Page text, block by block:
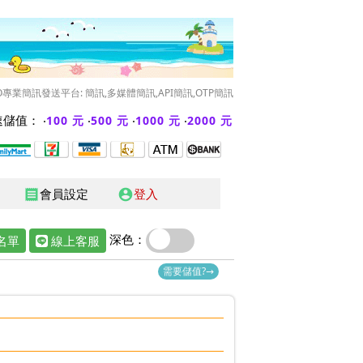
業簡訊發送平台: 簡訊,多媒體簡訊,API簡訊,OTP簡訊
值： ‧100 元 ‧500 元 ‧1000 元 ‧2000 元
receipt 會員設定 account_circle登入
單 線上客服 深色：
需要儲值?→